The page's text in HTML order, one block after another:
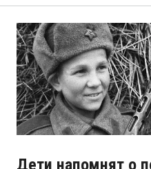
Дети напомнят о